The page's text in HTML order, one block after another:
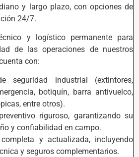
y largo plazo, con opciones de
24/7.
y logístico permanente para
de las operaciones de nuestros
con:
seguridad industrial (extintores,
botiquín, barra antivuelco,
entre otros).
riguroso, garantizando su
y confiabilidad en campo.
completa y actualizada, incluyendo
y seguros complementarios.